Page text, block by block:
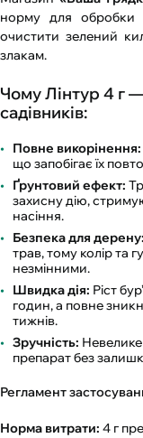
норму для обробки
очистити зелений
злакам.
Чому Лінтур 4 г
садівників:
Повне викорінення:
що запобігає їх
Ґрунтовий ефект:
захисну дію,
насіння.
Безпека для дерену:
трав, тому колір та
незмінними.
Швидка дія: Ріст
годин, а повне
тижнів.
Зручність:
препарат без
Регламент
Норма витрати: 4 г